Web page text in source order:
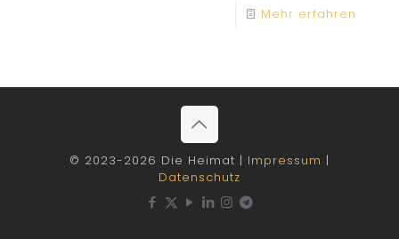
Mehr erfahren
© 2023-2026 Die Heimat | Impressum |
Datenschutz